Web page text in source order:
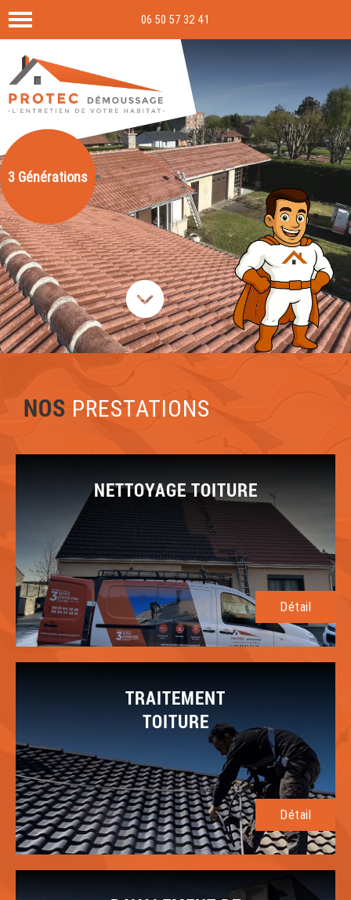
06 50 57 32 41
3 Générations
NOS PRESTATIONS
NETTOYAGE TOITURE
Détail
TRAITEMENT
TOITURE
Détail